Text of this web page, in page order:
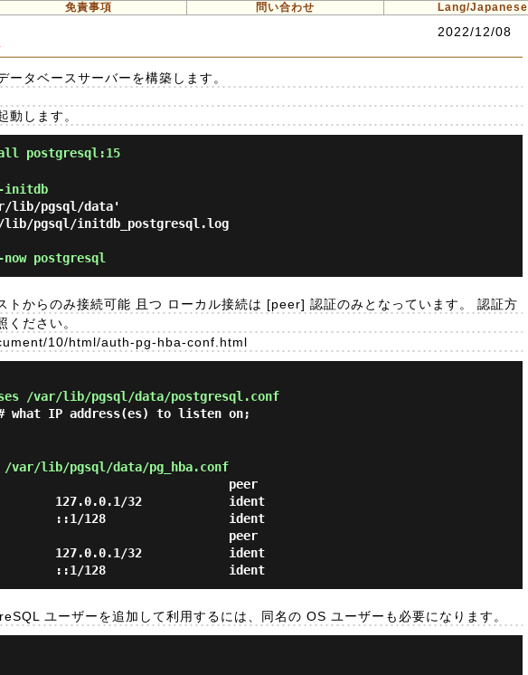
免責事項 問い合わせ Lang/Japanese
2022/12/08
タベースサーバーを構築します。
します。
postgresql:15
initdb
postgresql
トからのみ接続可能 且つ ローカル接続は [peer] 認証のみとなっています。 認証方
ださい。
10/html/auth-pg-hba-conf.html
/var/lib/pgsql/data/postgresql.conf
what IP address(es) to listen on;
lib/pgsql/data/pg_hba.conf
peer
127.0.0.1/32            ident
::1/128                 ident
peer
127.0.0.1/32            ident
ユーザーを追加して利用するには、同名の OS ユーザーも必要になります。